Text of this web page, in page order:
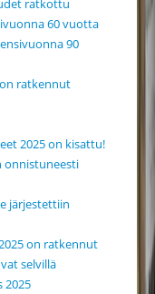
ratkottu
60 vuotta
90
on ratkennut
2025 on kisattu!
onnistuneesti
järjestettiin
on ratkennut
selvillä
2025